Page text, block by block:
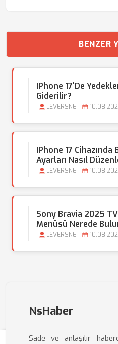
BENZER
IPhone 17'de
Giderilir?
LEVERSNET
IPhone 17
Ayarları Nasıl
LEVERSNET
Sony Bravia 2025
Menüsü Nerede
LEVERSNET
NsHaber
Sade ve anlaşılır